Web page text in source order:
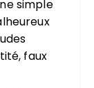
simple
faux